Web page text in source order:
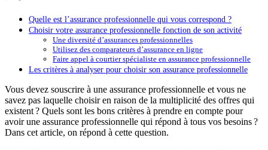
Quelle est l’assurance professionnelle qui vous correspond ?
Choisir votre assurance professionnelle fonction de son activité
Une diversité d’assurances professionnelles
Utilisez des comparateurs d’assurance en ligne
Faire appel à courtier spécialiste en assurance professionnelle
Les critères à analyser pour choisir son assurance professionnelle
Vous devez souscrire à une assurance professionnelle et vous ne
savez pas laquelle choisir en raison de la multiplicité des offres qui
existent ? Quels sont les bons critères à prendre en compte pour
avoir une assurance professionnelle qui répond à tous vos besoins ?
Dans cet article, on répond à cette question.